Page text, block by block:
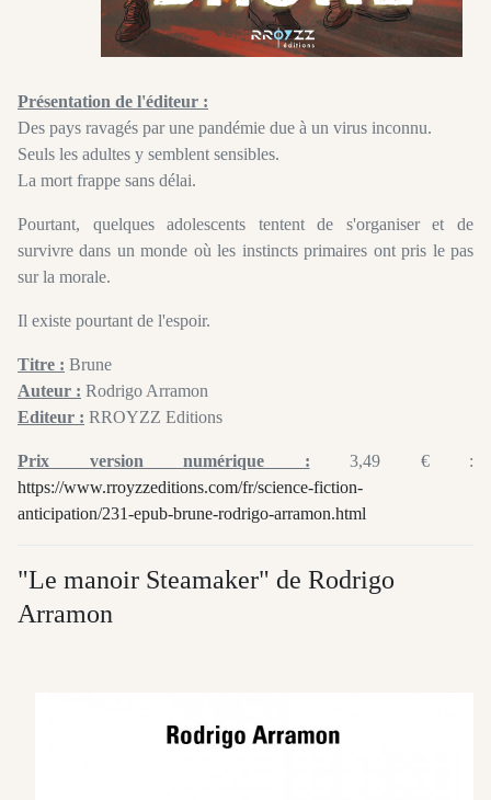
Présentation de l'éditeur :
Des pays ravagés par une pandémie due à un virus inconnu.
Seuls les adultes y semblent sensibles.
La mort frappe sans délai.
Pourtant, quelques adolescents tentent de s'organiser et de
survivre dans un monde où les instincts primaires ont pris le pas
sur la morale.
Il existe pourtant de l'espoir.
Titre : Brune
Auteur : Rodrigo Arramon
Editeur : RROYZZ Editions
Prix version numérique : 3,49 € :
https://www.rroyzzeditions.com/fr/science-fiction-
anticipation/231-epub-brune-rodrigo-arramon.html
"Le manoir Steamaker" de Rodrigo
Arramon